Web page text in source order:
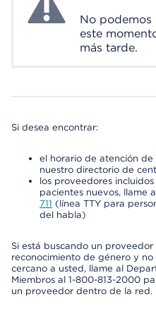
No podemos
este
más tarde.
Si desea encontrar:
el horario de atención
nuestro directorio de
los proveedores
pacientes nuevos, llame
711 (línea TTY para
del habla)
Si está buscando un
reconocimiento de género y
cercano a usted, llame al
Miembros al 1-800-813-2000
un proveedor dentro de la red.